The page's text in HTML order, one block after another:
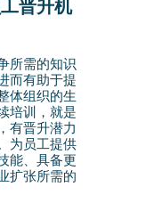
晋升机
所需的知识
而有助于提
体组织的生
培训，就是
有晋升潜力
为员工提供
能、具备更
扩张所需的